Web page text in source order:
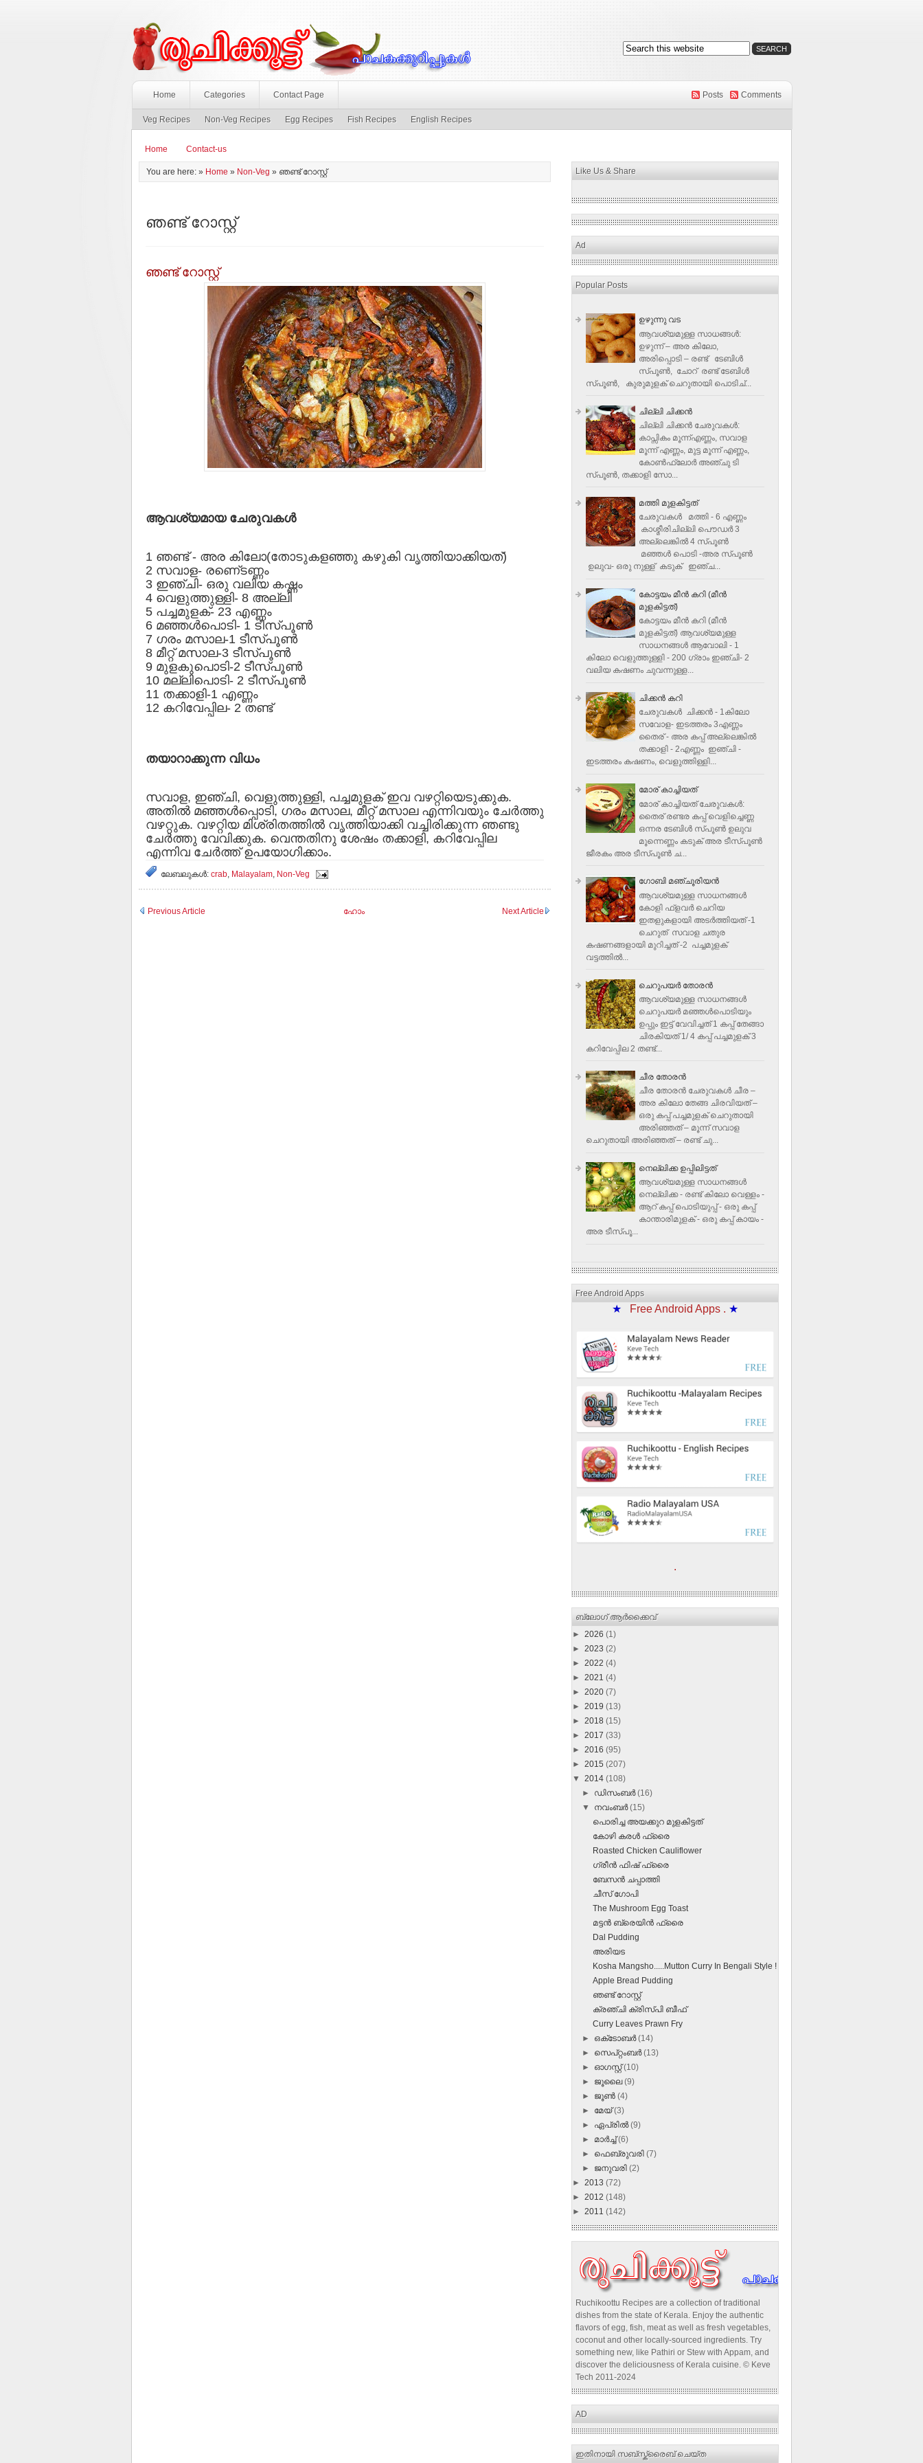
Home Categories Contact Page Posts Comments
Veg Recipes Non-Veg Recipes Egg Recipes Fish Recipes English Recipes
Home Contact-us
You are here: » Home » Non-Veg » ഞണ്ട് റോസ്റ്റ്
ഞണ്ട് റോസ്റ്റ്
ഞണ്ട് റോസ്റ്റ്
ആവശ്യമായ ചേരുവകള്‍
1 ഞണ്ട് - അര കിലോ(തോടുകളഞ്ഞു കഴുകി വൃത്തിയാക്കിയത്)
2 സവാള- രണെ്ടണ്ണം
3 ഇഞ്ചി- ഒരു വലിയ കഷ്ണം
4 വെളുത്തുള്ളി- 8 അല്ലി
5 പച്ചമുളക്- 23 എണ്ണം
6 മഞ്ഞള്‍പൊടി- 1 ടീസ്പൂണ്‍
7 ഗരം മസാല-1 ടീസ്പൂണ്‍
8 മീറ്റ് മസാല-3 ടീസ്പൂണ്‍
9 മുളകുപൊടി-2 ടീസ്പൂണ്‍
10 മല്ലിപൊടി- 2 ടീസ്പൂണ്‍
11 തക്കാളി-1 എണ്ണം
12 കറിവേപ്പില- 2 തണ്ട്
തയാറാക്കുന്ന വിധം
സവാള, ഇഞ്ചി, വെളുത്തുള്ളി, പച്ചമുളക് ഇവ വഴറ്റിയെടുക്കുക.
അതില്‍ മഞ്ഞള്‍പ്പൊടി, ഗരം മസാല, മീറ്റ് മസാല എന്നിവയും ചേര്‍ത്തു
വഴറ്റുക. വഴറ്റിയ മിശ്രിതത്തില്‍ വൃത്തിയാക്കി വച്ചിരിക്കുന്ന ഞണ്ടു
ചേര്‍ത്തു വേവിക്കുക. വെന്തതിനു ശേഷം തക്കാളി, കറിവേപ്പില
എന്നിവ ചേര്‍ത്ത് ഉപയോഗിക്കാം.
ലേബലുകള്‍: crab, Malayalam, Non-Veg
Previous Article Next Article
ഹോം
Like Us & Share
Ad
Popular Posts
ഉഴുന്നു വട
ആവശ്യമുള്ള സാധങ്ങൾ:
ഉഴുന്ന് – അര കിലോ,
അരിപ്പൊടി – രണ്ട് ടേബിൾ
സ്പൂൺ, ചോറ് രണ്ട് ടേബിള്‍
സ്പൂണ്‍, കുരുമുളക് ചെറുതായി പൊടിച്...
ചില്ലി ചിക്കൻ
ചില്ലി ചിക്കൻ ചേരുവകള്‍:
കാപ്സികം മൂന്ന്എണ്ണം, സവാള
മൂന്ന് എണ്ണം, മുട്ട മൂന്ന് എണ്ണം,
കോണ്‍ഫ്ലോര്‍ അഞ്ചു ടി
സ്പൂണ്‍, തക്കാളി സോ...
മത്തി മുളകിട്ടത്
ചേരുവകൾ മത്തി - 6 എണ്ണം
കാശ്മീരിചില്ലി പൌഡർ 3
അല്ലെങ്കിൽ 4 സ്പൂണ്‍
മഞ്ഞൾ പൊടി -അര സ്പൂണ്‍
ഉലുവ- ഒരു നുള്ള് കടുക് ഇഞ്ച...
കോട്ടയം മീന്‍ കറി (മീന്‍
മുളകിട്ടത്‌)
കോട്ടയം മീന്‍ കറി (മീന്‍
മുളകിട്ടത്‌) ആവശ്യമുള്ള
സാധനങ്ങള്‍ ആവോലി - 1
കിലോ വെളുത്തുള്ളി - 200 ഗ്രാം ഇഞ്ചി- 2
വലിയ കഷണം ചുവന്നുള്ള...
ചിക്കന്‍ കറി
ചേരുവകൾ ചിക്കന്‍ - 1കിലോ
സവോള- ഇടത്തരം 3എണ്ണം
തൈര് - അര കപ്പ്‌ അല്ലെങ്കില്‍
തക്കാളി - 2എണ്ണം ഇഞ്ചി -
ഇടത്തരം കഷണം, വെളുത്തിള്ളി...
മോര് കാച്ചിയത്
മോര് കാച്ചിയത് ചേരുവകള്‍‌:
തൈര് രണ്ടര കപ്പ് വെളിച്ചെണ്ണ
ഒന്നര ടേബിള്‍ സ്പൂണ്‍ ഉലുവ
മൂന്നെണ്ണം കടുക് അര ടീസ്പൂണ്‍
ജീരകം അര ടീസ്പൂണ്‍ ച...
ഗോബി മഞ്ചൂരിയന്‍
ആവശ്യമുള്ള സാധനങ്ങൾ
കോളി ഫ്ളവര്‍ ചെറിയ
ഇതളുകളായി അടര്‍ത്തിയത് -1
ചെറുത് സവാള ചതുര
കഷണങ്ങളായി മുറിച്ചത് -2 പച്ചമുളക്
വട്ടത്തില്‍...
ചെറുപയർ തോരൻ
ആവശ്യമുള്ള സാധനങ്ങൾ
ചെറുപയർ മഞ്ഞൾപൊടിയും
ഉപ്പും ഇട്ട് വേവിച്ചത് 1 കപ്പ് തേങ്ങാ
ചിരകിയത് 1/ 4 കപ്പ് പച്ചമുളക് 3
കറിവേപ്പില 2 തണ്ട്...
ചീര തോരന്‍
ചീര തോരന്‍ ചേരുവകള്‍ ചീര –
അര കിലോ തേങ്ങ ചിരവിയത് –
ഒരു കപ്പ് പച്ചമുളക് ചെറുതായി
അരിഞ്ഞത് – മൂന്ന് സവാള
ചെറുതായി അരിഞ്ഞത് – രണ്ട് ചു...
നെല്ലിക്ക ഉപ്പിലിട്ടത്
ആവശ്യമുള്ള സാധനങ്ങള്‍
നെല്ലിക്ക - രണ്ട് കിലോ വെള്ളം -
ആറ് കപ്പ് പൊടിയുപ്പ് - ഒരു കപ്പ്
കാന്താരിമുളക് - ഒരു കപ്പ് കായം -
അര ടീസ്പൂ...
Free Android Apps
★ Free Android Apps . ★
.
ബ്ലോഗ് ആര്‍ക്കൈവ്
► 2026 (1)
► 2023 (2)
► 2022 (4)
► 2021 (4)
► 2020 (7)
► 2019 (13)
► 2018 (15)
► 2017 (33)
► 2016 (95)
► 2015 (207)
▼ 2014 (108)
► ഡിസംബർ(16)
▼ നവംബർ(15)
പൊരിച്ച അയക്കുറ മുളകിട്ടത്‌
കോഴി കരള്‍ ഫ്രൈ
Roasted Chicken Cauliflower
ഗ്രീന്‍ ഫിഷ്‌ ഫ്രൈ
ബേസന്‍ ചപ്പാത്തി
ചീസ്‌ ഗോപി
The Mushroom Egg Toast
മട്ടന്‍ ബ്രെയിന്‍ ഫ്രൈ
Dal Pudding
അരിയട
Kosha Mangsho.....Mutton Curry In Bengali Style !
Apple Bread Pudding
ഞണ്ട് റോസ്റ്റ്
ക്രഞ്ചി ക്രിസ്പി ബീഫ്
Curry Leaves Prawn Fry
► ഒക്‌ടോബർ(14)
► സെപ്റ്റംബർ(13)
► ഓഗസ്റ്റ്(10)
► ജൂലൈ(9)
► ജൂൺ(4)
► മേയ്(3)
► ഏപ്രിൽ(9)
► മാർച്ച്(6)
► ഫെബ്രുവരി(7)
► ജനുവരി(2)
► 2013 (72)
► 2012 (148)
► 2011 (142)
Ruchikoottu Recipes are a collection of traditional
dishes from the state of Kerala. Enjoy the authentic
flavors of egg, fish, meat as well as fresh vegetables,
coconut and other locally-sourced ingredients. Try
something new, like Pathiri or Stew with Appam, and
discover the deliciousness of Kerala cuisine. © Keve
Tech 2011-2024
AD
ഇതിനായി സബ്‌സ്ക്രൈബ് ചെയ്ത